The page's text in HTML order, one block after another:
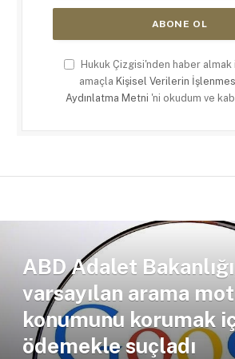
Hukuk Çizgisi'nden haber
amaçla Kişisel Verilerin
Aydınlatma Metni 'ni okudum ve
ABD Adalet
varsayılan arama
konumunu korumak
ödemekle suçladı